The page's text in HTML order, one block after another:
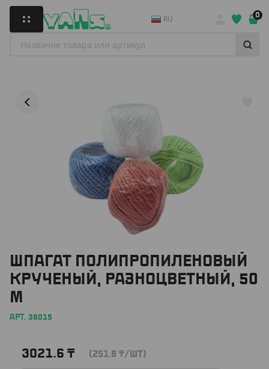
RU 0
ШПАГАТ ПОЛИПРОПИЛЕНОВЫЙ
КРУЧЕНЫЙ, РАЗНОЦВЕТНЫЙ, 50
М
АРТ. 38015
3021.6 ₸ (251.8 ₸/ШТ)